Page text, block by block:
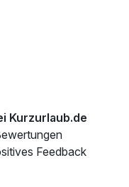
Kurzurlaub.de
Feedback